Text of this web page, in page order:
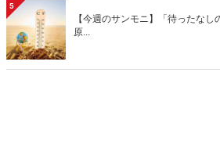
5
【今週のサンモニ】「待ったな
原...